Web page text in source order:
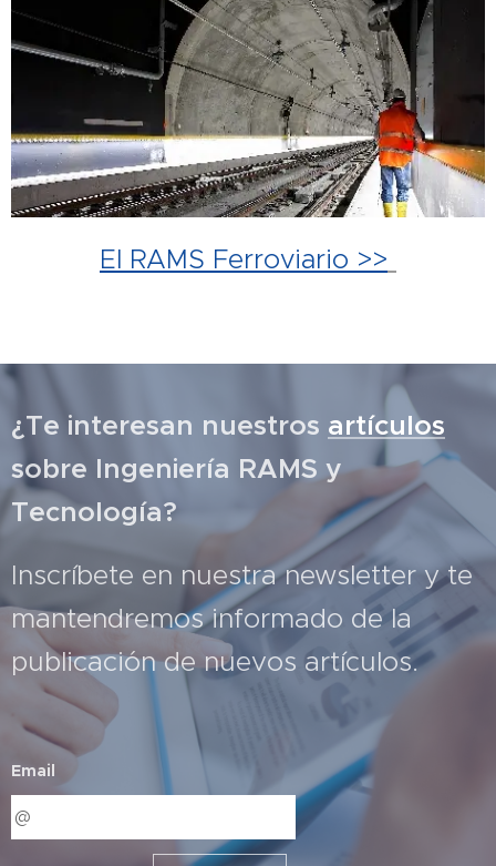
El RAMS Ferroviario >>
¿Te interesan nuestros artículos
sobre Ingeniería RAMS y
Tecnología?
Inscríbete en nuestra newsletter y te
mantendremos informado de la
publicación de nuevos artículos.
Email